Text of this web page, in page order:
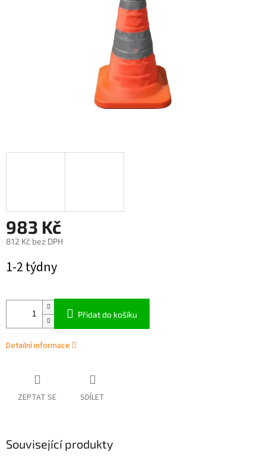
983 Kč
812 Kč bez DPH
cena:
1-2 týdny
Přidat do košíku
Detailní informace
ZEPTAT SE SDÍLET
Související produkty